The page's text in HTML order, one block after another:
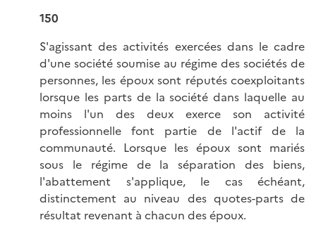
150
S'agissant des activités exercées dans le cadre
d'une société soumise au régime des sociétés de
personnes, les époux sont réputés coexploitants
lorsque les parts de la société dans laquelle au
moins l'un des deux exerce son activité
professionnelle font partie de l'actif de la
communauté. Lorsque les époux sont mariés
sous le régime de la séparation des biens,
l'abattement s'applique, le cas échéant,
distinctement au niveau des quotes-parts de
résultat revenant à chacun des époux.